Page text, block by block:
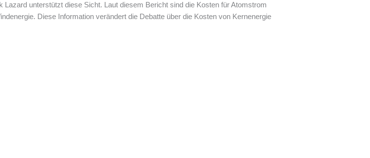
unterstützt diese Sicht. Laut diesem Bericht sind die Kosten für Atomstrom
Diese Information verändert die Debatte über die Kosten von Kernenergie